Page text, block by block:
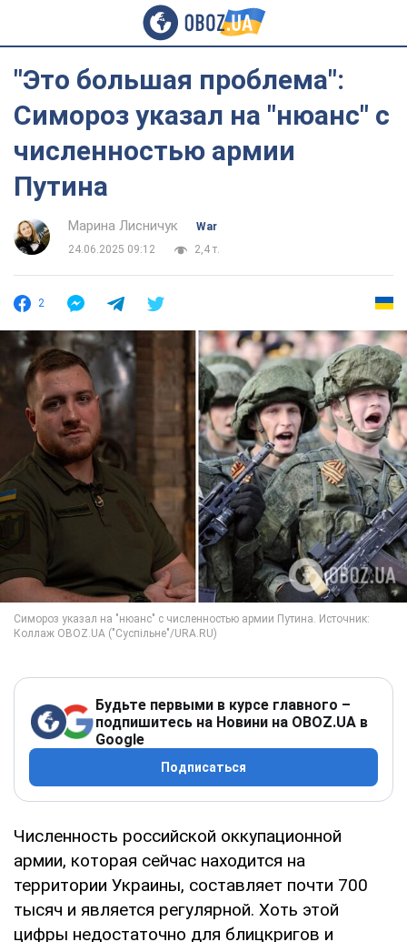
"Это большая проблема":
Симороз указал на "нюанс" с
численностью армии
Путина
Марина Лисничук
War
24.06.2025 09:12
2,4 т.
2
Будьте первыми в курсе главного –
подпишитесь на Новини на OBOZ.UA в
Google
Подписаться
Численность российской оккупационной
армии, которая сейчас находится на
территории Украины, составляет почти 700
тысяч и является регулярной. Хоть этой
цифры недостаточно для блицкригов и